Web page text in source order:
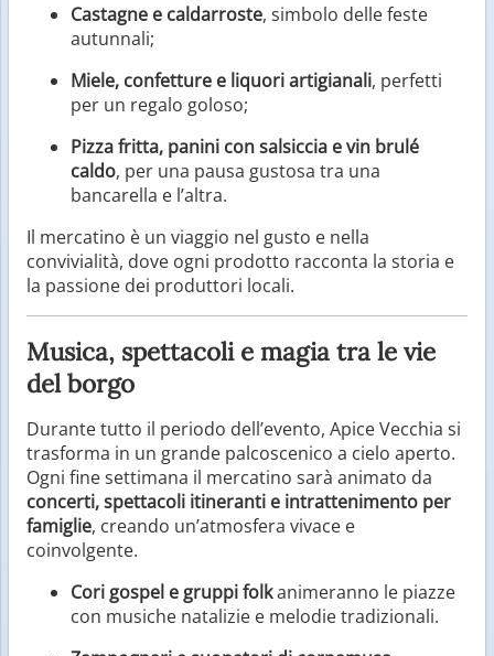
Castagne e caldarroste, simbolo delle feste
autunnali;
Miele, confetture e liquori artigianali, perfetti
per un regalo goloso;
Pizza fritta, panini con salsiccia e vin brulé
caldo, per una pausa gustosa tra una
bancarella e l’altra.
Il mercatino è un viaggio nel gusto e nella
convivialità, dove ogni prodotto racconta la storia e
la passione dei produttori locali.
Musica, spettacoli e magia tra le vie
del borgo
Durante tutto il periodo dell’evento, Apice Vecchia si
trasforma in un grande palcoscenico a cielo aperto.
Ogni fine settimana il mercatino sarà animato da
concerti, spettacoli itineranti e intrattenimento per
famiglie, creando un’atmosfera vivace e
coinvolgente.
Cori gospel e gruppi folkanimeranno le piazze
con musiche natalizie e melodie tradizionali.